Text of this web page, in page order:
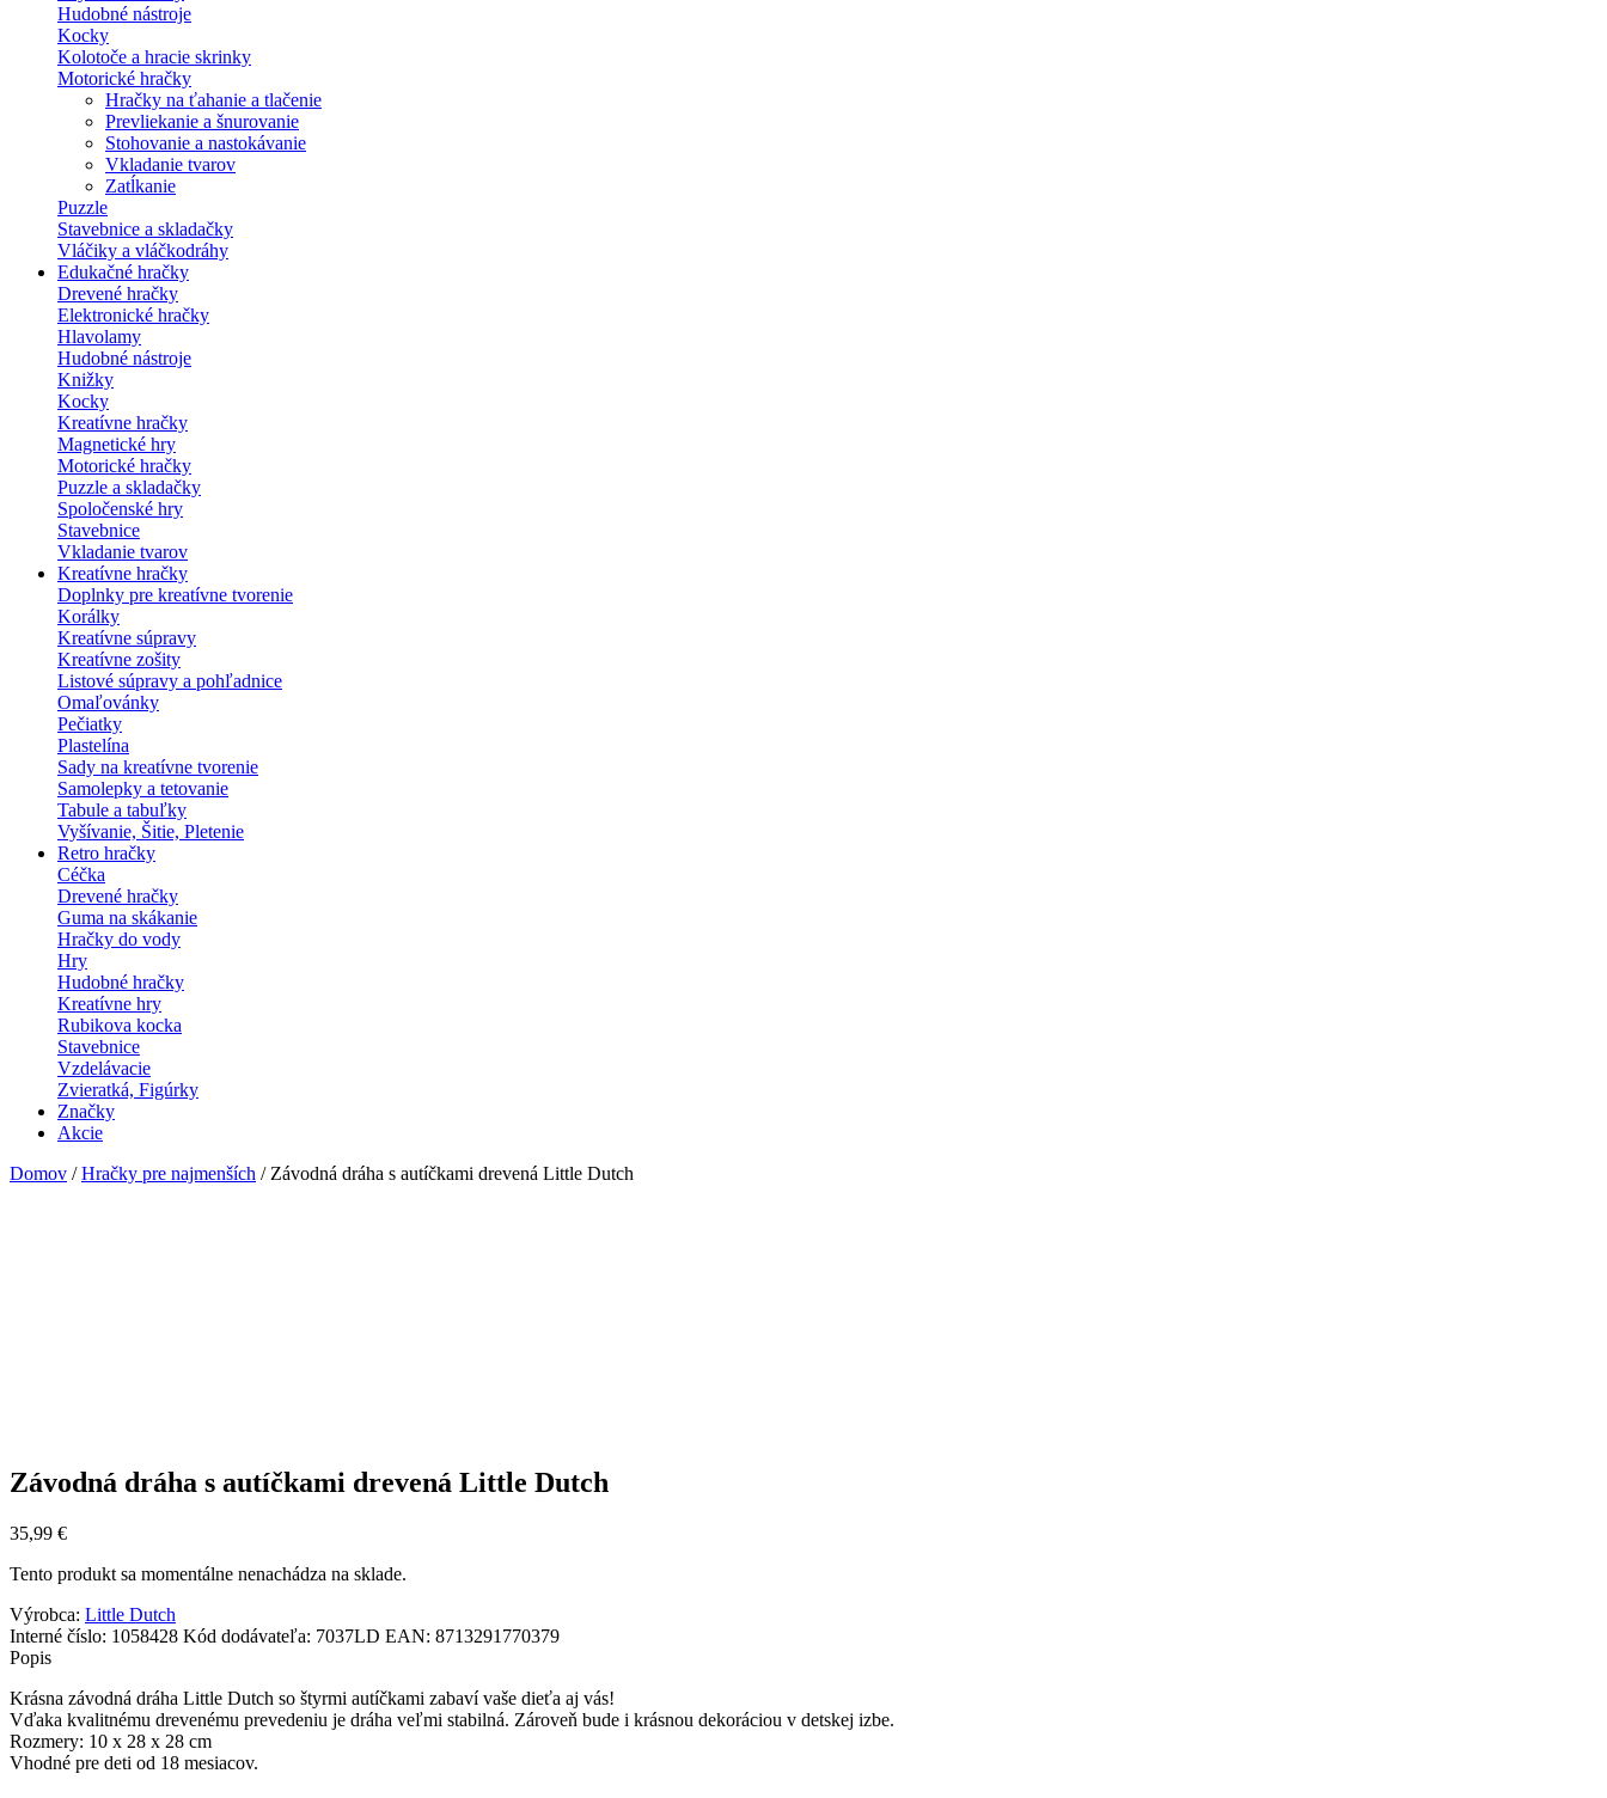
Hudobné nástroje
Kocky
Kolotoče a hracie skrinky
Motorické hračky
Hračky na ťahanie a tlačenie
Prevliekanie a šnurovanie
Stohovanie a nastokávanie
Vkladanie tvarov
Zatĺkanie
Puzzle
Stavebnice a skladačky
Vláčiky a vláčkodráhy
Edukačné hračky
Drevené hračky
Elektronické hračky
Hlavolamy
Hudobné nástroje
Knižky
Kocky
Kreatívne hračky
Magnetické hry
Motorické hračky
Puzzle a skladačky
Spoločenské hry
Stavebnice
Vkladanie tvarov
Kreatívne hračky
Doplnky pre kreatívne tvorenie
Korálky
Kreatívne súpravy
Kreatívne zošity
Listové súpravy a pohľadnice
Omaľovánky
Pečiatky
Plastelína
Sady na kreatívne tvorenie
Samolepky a tetovanie
Tabule a tabuľky
Vyšívanie, Šitie, Pletenie
Retro hračky
Céčka
Drevené hračky
Guma na skákanie
Hračky do vody
Hry
Hudobné hračky
Kreatívne hry
Rubikova kocka
Stavebnice
Vzdelávacie
Zvieratká, Figúrky
Značky
Akcie
Domov /Hračky pre najmenších / Závodná dráha s autíčkami drevená Little Dutch
Závodná dráha s autíčkami drevená Little Dutch
35,99 €
Tento produkt sa momentálne nenachádza na sklade.
Výrobca: Little Dutch
Interné číslo: 1058428 Kód dodávateľa: 7037LD EAN: 8713291770379
Popis
Krásna závodná dráha Little Dutch so štyrmi autíčkami zabaví vaše dieťa aj vás!
Vďaka kvalitnému drevenému prevedeniu je dráha veľmi stabilná. Zároveň bude i krásnou dekoráciou v detskej izbe.
Rozmery: 10 x 28 x 28 cm
Vhodné pre deti od 18 mesiacov.